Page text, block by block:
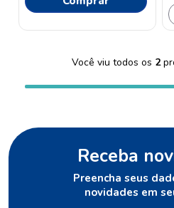
Você viu todos os 2
Receba
Preencha seus
novidades em